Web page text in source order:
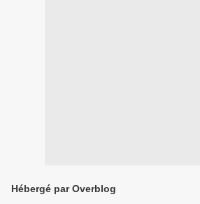
Hébergé par Overblog